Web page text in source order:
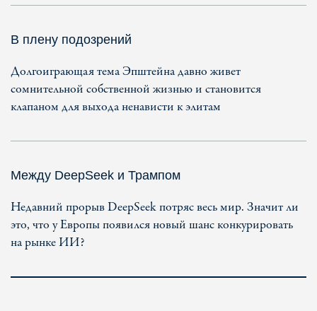
В плену подозрений
Долгоиграющая тема Эпштейна давно живет
сомнительной собственной жизнью и становится
клапаном для выхода ненависти к элитам
Между DeepSeek и Трампом
Недавний прорыв DeepSeek потряс весь мир. Значит ли
это, что у Европы появился новый шанс конкурировать
на рынке ИИ?